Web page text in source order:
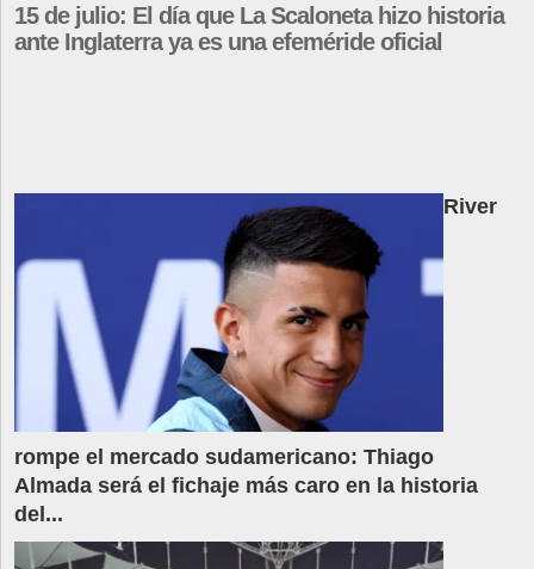
15 de julio: El día que La Scaloneta hizo historia
ante Inglaterra ya es una efeméride oficial
River
rompe el mercado sudamericano: Thiago
Almada será el fichaje más caro en la historia
del...